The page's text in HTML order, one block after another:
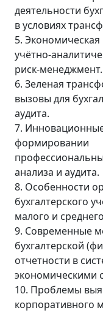
деятельности
в условиях
5.
учётно-
риск-менеджмент.
6. Зеленая
вызовы для
аудита.
7.
формировании
анализа и аудита.
8. Особенности
бухгалтерского
малого и
9. Современные
бухгалтерской
отчетности в
экономическими
10. Проблемы
корпоративного